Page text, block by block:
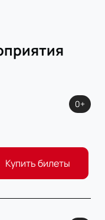
0+
Купить билеты